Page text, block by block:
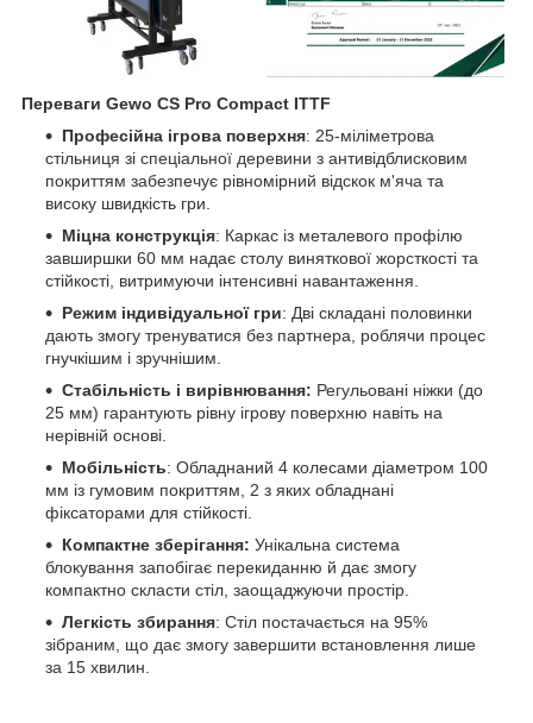
Переваги Gewo CS Pro Compact ITTF
Професійна ігрова поверхня: 25-міліметрова
стільниця зі спеціальної деревини з антивідблисковим
покриттям забезпечує рівномірний відскок м'яча та
високу швидкість гри.
Міцна конструкція: Каркас із металевого профілю
завширшки 60 мм надає столу виняткової жорсткості та
стійкості, витримуючи інтенсивні навантаження.
Режим індивідуальної гри: Дві складані половинки
дають змогу тренуватися без партнера, роблячи процес
гнучкішим і зручнішим.
Стабільність і вирівнювання: Регульовані ніжки (до
25 мм) гарантують рівну ігрову поверхню навіть на
нерівній основі.
Мобільність: Обладнаний 4 колесами діаметром 100
мм із гумовим покриттям, 2 з яких обладнані
фіксаторами для стійкості.
Компактне зберігання: Унікальна система
блокування запобігає перекиданню й дає змогу
компактно скласти стіл, заощаджуючи простір.
Легкість збирання: Стіл постачається на 95%
зібраним, що дає змогу завершити встановлення лише
за 15 хвилин.